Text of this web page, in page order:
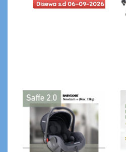
Disewa s.d 06-09-2026